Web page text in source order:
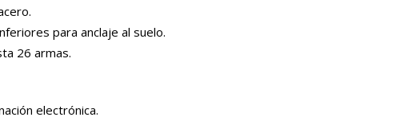
para anclaje al suelo.
26 armas.
electrónica.